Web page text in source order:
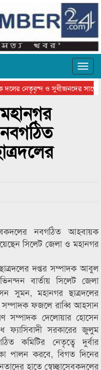
দলের নেতৃবৃন্দ ও সুধীজনদের সাথে
নবগঠিত আহবায়ক
সিলেট জেলা ও মহানগর
দপ্তর সম্পাদক আবুল
বার্তায় সিলেট জেলা
সুমন, মহানগর ছাত্রদলের
ফজলে রাব্বি আহসান
সম্পাদক দেলোয়ার হোসেন
ফ্যাসিবাদী সরকারের জুলুম
কমিটির নেতৃত্বে দুর্বার
পালন করবে, বিগত দিনের
হাতে স্বেচ্ছাসেবকদলের